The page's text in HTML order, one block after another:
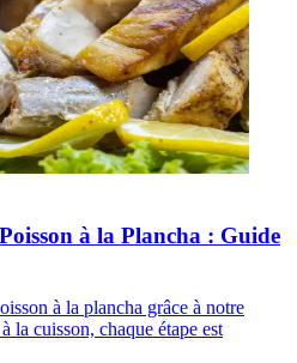
à la Plancha : Guide
à la plancha grâce à notre
la cuisson, chaque étape est